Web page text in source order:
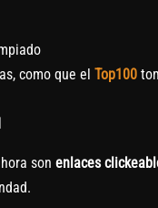
como que el Top100
son enlaces